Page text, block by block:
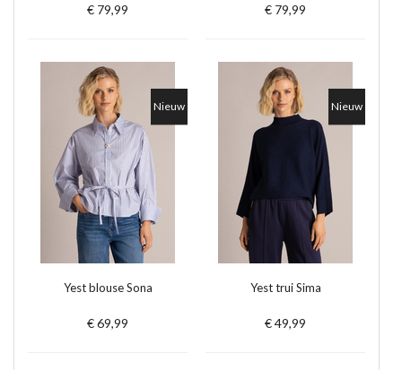
€ 79,99 € 79,99
Nieuw
Yest blouse Sona
€ 69,99
Nieuw
Yest trui Sima
€ 49,99